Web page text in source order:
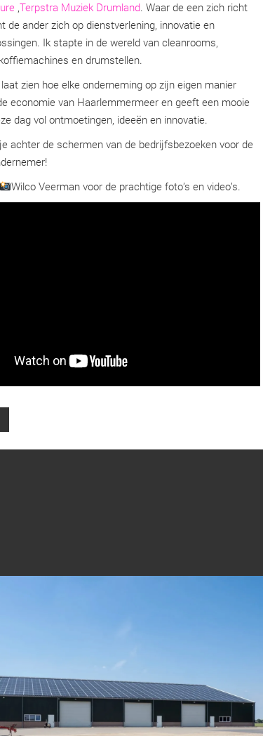
,Terpstra Muziek Drumland. Waar de een zich richt
de ander zich op dienstverlening, innovatie en
Ik stapte in de wereld van cleanrooms,
en drumstellen.
zien hoe elke onderneming op zijn eigen manier
economie van Haarlemmermeer en geeft een mooie
dag vol ontmoetingen, ideeën en innovatie.
achter de schermen van de bedrijfsbezoeken voor de
Wilco Veerman voor de prachtige foto’s en video’s.